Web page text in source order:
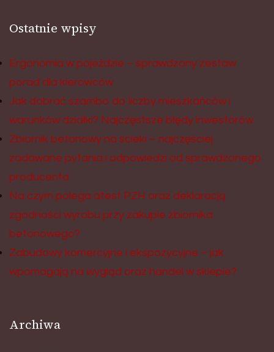
Ostatnie wpisy
Ergonomia w pojeździe – sprawdzony zestaw
porad dla kierowców
Jak dobrać szambo do liczby mieszkańców i
warunków działki? Najczęstsze błędy inwestorów.
Zbiornik betonowy na ścieki – najczęściej
zadawane pytania i odpowiedzi od sprawdzonego
producenta
Na czym polega atest PZH oraz deklaracją
zgodności wyrobu przy zakupie zbiornika
betonowego?
Zabudowy komercyjne i ekspozycyjne – jak
wpomagają na wygląd oraz handel w sklepie?
Archiwa